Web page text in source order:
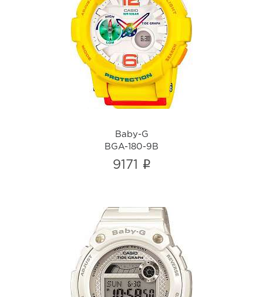
Baby-G
BGA-180-9B
i
Baby-G
BGA-180-9B
9171 i
Baby-G
BLX-100-7E